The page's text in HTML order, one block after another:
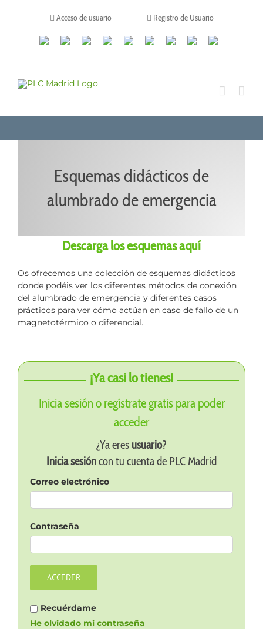
Acceso de usuario Registro de Usuario
CanalesLinkedinYoutubeTiktokFacebookInstagram
X TwitchContacto
Esquemas didácticos de
alumbrado de emergencia
Descarga los esquemas aquí
Os ofrecemos una colección de esquemas didácticos
donde podéis ver los diferentes métodos de conexión
del alumbrado de emergencia y diferentes casos
prácticos para ver cómo actúan en caso de fallo de un
magnetotérmico o diferencial.
¡Ya casi lo tienes!
Inicia sesión o regístrate gratis para poder
acceder
¿Ya eres usuario?
Inicia sesióncon tu cuenta de PLC Madrid
Correo electrónico
Contraseña
ACCEDER
Recuérdame
He olvidado mi contraseña